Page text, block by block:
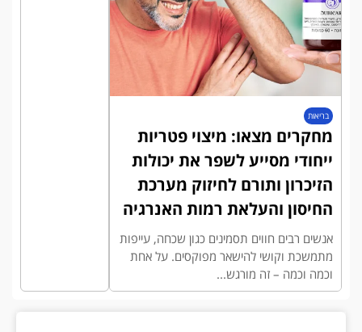
בריאות
מחקרים מצאו: מיצוי פטריות
ייחודי מסייע לשפר את יכולות
הזיכרון ותורם לחיזוק מערכת
החיסון והעלאת רמות האנרגיה
אנשים רבים חווים תסמינים כגון שכחה, עייפות
מתמשכת וקושי להישאר מפוקסים. על אחת
וכמה וכמה – זה מורגש...